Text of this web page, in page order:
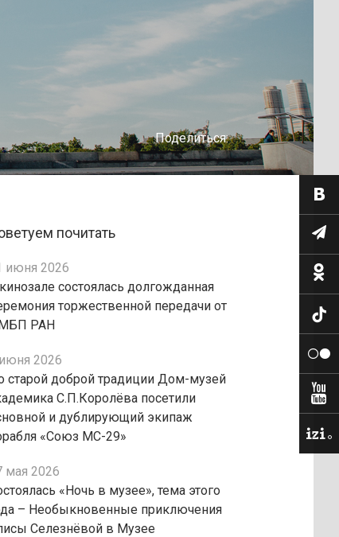
Поделиться:
почитать
июня 2026
состоялась долгожданная
торжественной передачи от
РАН
2026
старой доброй традиции Дом-музей
С.П.Королёва посетили
и дублирующий экипаж
«Союз МС-29»
мая 2026
«Ночь в музее», тема этого
– Необыкновенные приключения
Селезнёвой в Музее